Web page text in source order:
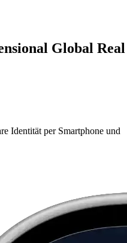
Global Real
Identität per Smartphone und